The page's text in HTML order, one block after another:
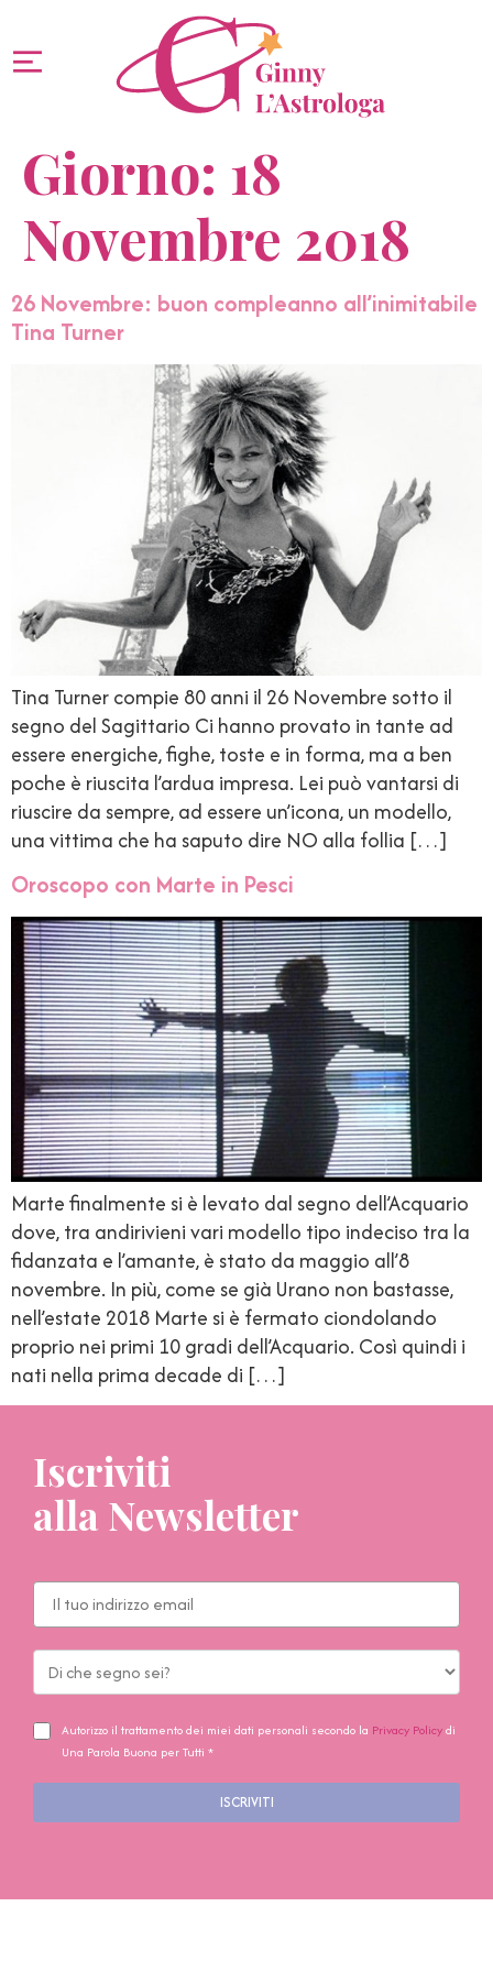
Giorno: 18
Novembre 2018
26 Novembre: buon compleanno all’inimitabile
Tina Turner
Tina Turner compie 80 anni il 26 Novembre sotto il
segno del Sagittario Ci hanno provato in tante ad
essere energiche, fighe, toste e in forma, ma a ben
poche è riuscita l’ardua impresa. Lei può vantarsi di
riuscire da sempre, ad essere un’icona, un modello,
una vittima che ha saputo dire NO alla follia […]
Oroscopo con Marte in Pesci
Marte finalmente si è levato dal segno dell’Acquario
dove, tra andirivieni vari modello tipo indeciso tra la
fidanzata e l’amante, è stato da maggio all’8
novembre. In più, come se già Urano non bastasse,
nell’estate 2018 Marte si è fermato ciondolando
proprio nei primi 10 gradi dell’Acquario. Così quindi i
nati nella prima decade di […]
Iscriviti
alla Newsletter
Autorizzo il trattamento dei miei dati personali secondo la Privacy Policydi
Una Parola Buona per Tutti *
ISCRIVITI